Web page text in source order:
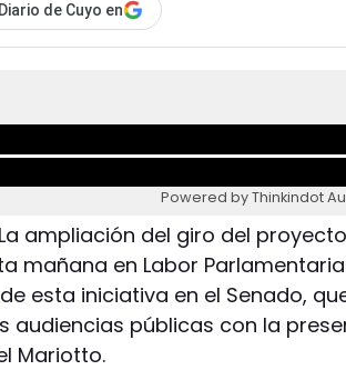
de Cuyo en
Powered by Thinkindot
ampliación del giro del
mañana en Labor
esta iniciativa en el Senado,
audiencias públicas con la
Mariotto.